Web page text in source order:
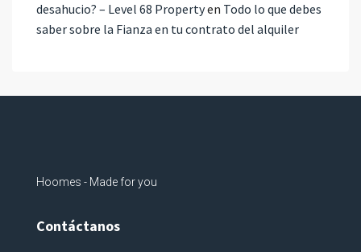
desahucio? – Level 68 Propertyen Todo lo que debes
saber sobre la Fianza en tu contrato del alquiler
Hoomes - Made for you
Contáctanos